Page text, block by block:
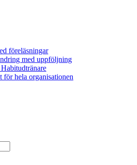
föreläsningar
med uppföljning
för hela organisationen